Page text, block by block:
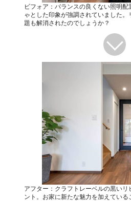
ビフォア：バランスの良くない照明
ゃとした印象が強調されていました
題も解消されたのでしょうか？
アフター：クラフトレーベルの黒い
ント。お家に新たな魅力を加えている